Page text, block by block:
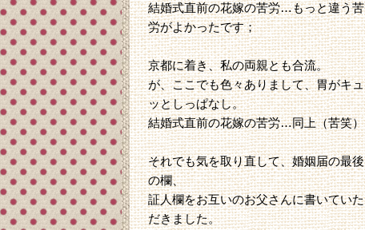
結婚式直前の花嫁の苦労…もっと違う苦
労がよかったです；
京都に着き、私の両親とも合流。
が、ここでも色々ありまして、胃がキュ
ッとしっぱなし。
結婚式直前の花嫁の苦労…同上（苦笑）
それでも気を取り直して、婚姻届の最後
の欄、
証人欄をお互いのお父さんに書いていた
だきました。